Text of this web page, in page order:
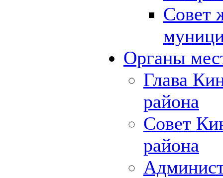
Совет
Органы
Глава
района
Совет
района